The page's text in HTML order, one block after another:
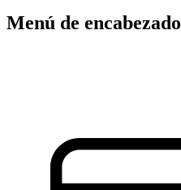
Menú de encabezado